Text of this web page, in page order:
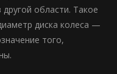
области. Такое
диска колеса —
того,